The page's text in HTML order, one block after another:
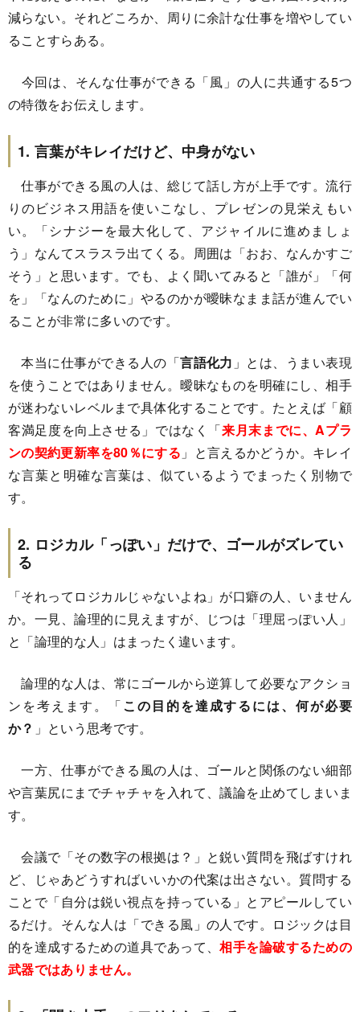
減らない。それどころか、周りに余計な仕事を増やしてい
ることすらある。
今回は、そんな仕事ができる「風」の人に共通する5つ
の特徴をお伝えします。
1. 言葉がキレイだけど、中身がない
仕事ができる風の人は、総じて話し方が上手です。流行
りのビジネス用語を使いこなし、プレゼンの見栄えもい
い。「シナジーを最大化して、アジャイルに進めましょ
う」なんてスラスラ出てくる。周囲は「おお、なんかすご
そう」と思います。でも、よく聞いてみると「誰が」「何
を」「なんのために」やるのかが曖昧なまま話が進んでい
ることが非常に多いのです。
本当に仕事ができる人の「言語化力 」とは、うまい表現
を使うことではありません。曖昧なものを明確にし、相手
が迷わないレベルまで具体化することです。たとえば「顧
客満足度を向上させる」ではなく「来月末までに、Aプラ
ンの契約更新率を80％にする 」と言えるかどうか。キレイ
な言葉と明確な言葉は、似ているようでまったく別物で
す。
2. ロジカル「っぽい」だけで、ゴールがズレてい
る
「それってロジカルじゃないよね」が口癖の人、いません
か。一見、論理的に見えますが、じつは「理屈っぽい人」
と「論理的な人」はまったく違います。
論理的な人は、常にゴールから逆算して必要なアクショ
ンを考えます。「 この目的を達成するには、何が必要
か？ 」という思考です。
一方、仕事ができる風の人は、ゴールと関係のない細部
や言葉尻にまでチャチャを入れて、議論を止めてしまいま
す。
会議で「その数字の根拠は？」と鋭い質問を飛ばすけれ
ど、じゃあどうすればいいかの代案は出さない。質問する
ことで「自分は鋭い視点を持っている」とアピールしてい
るだけ。そんな人は「できる風」の人です。ロジックは目
的を達成するための道具であって、相手を論破するための
武器ではありません。